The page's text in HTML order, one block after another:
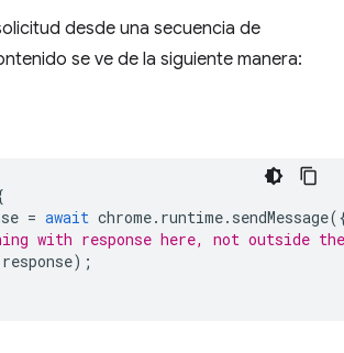
desde una secuencia de
se ve de la siguiente manera:
= await chrome. runtime. sendMessage
with response here, not outside
response);